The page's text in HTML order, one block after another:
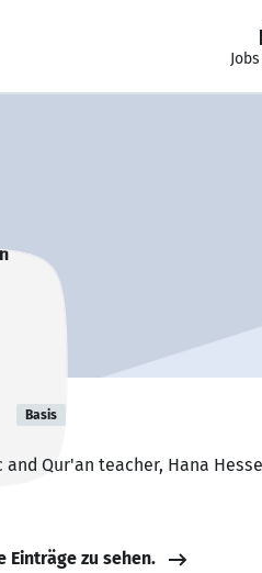
Basis
Qur'an teacher, Hana
Einträge zu sehen.